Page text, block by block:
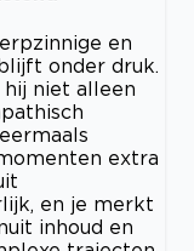
en
onder druk.
niet alleen
extra
en je merkt
inhoud en